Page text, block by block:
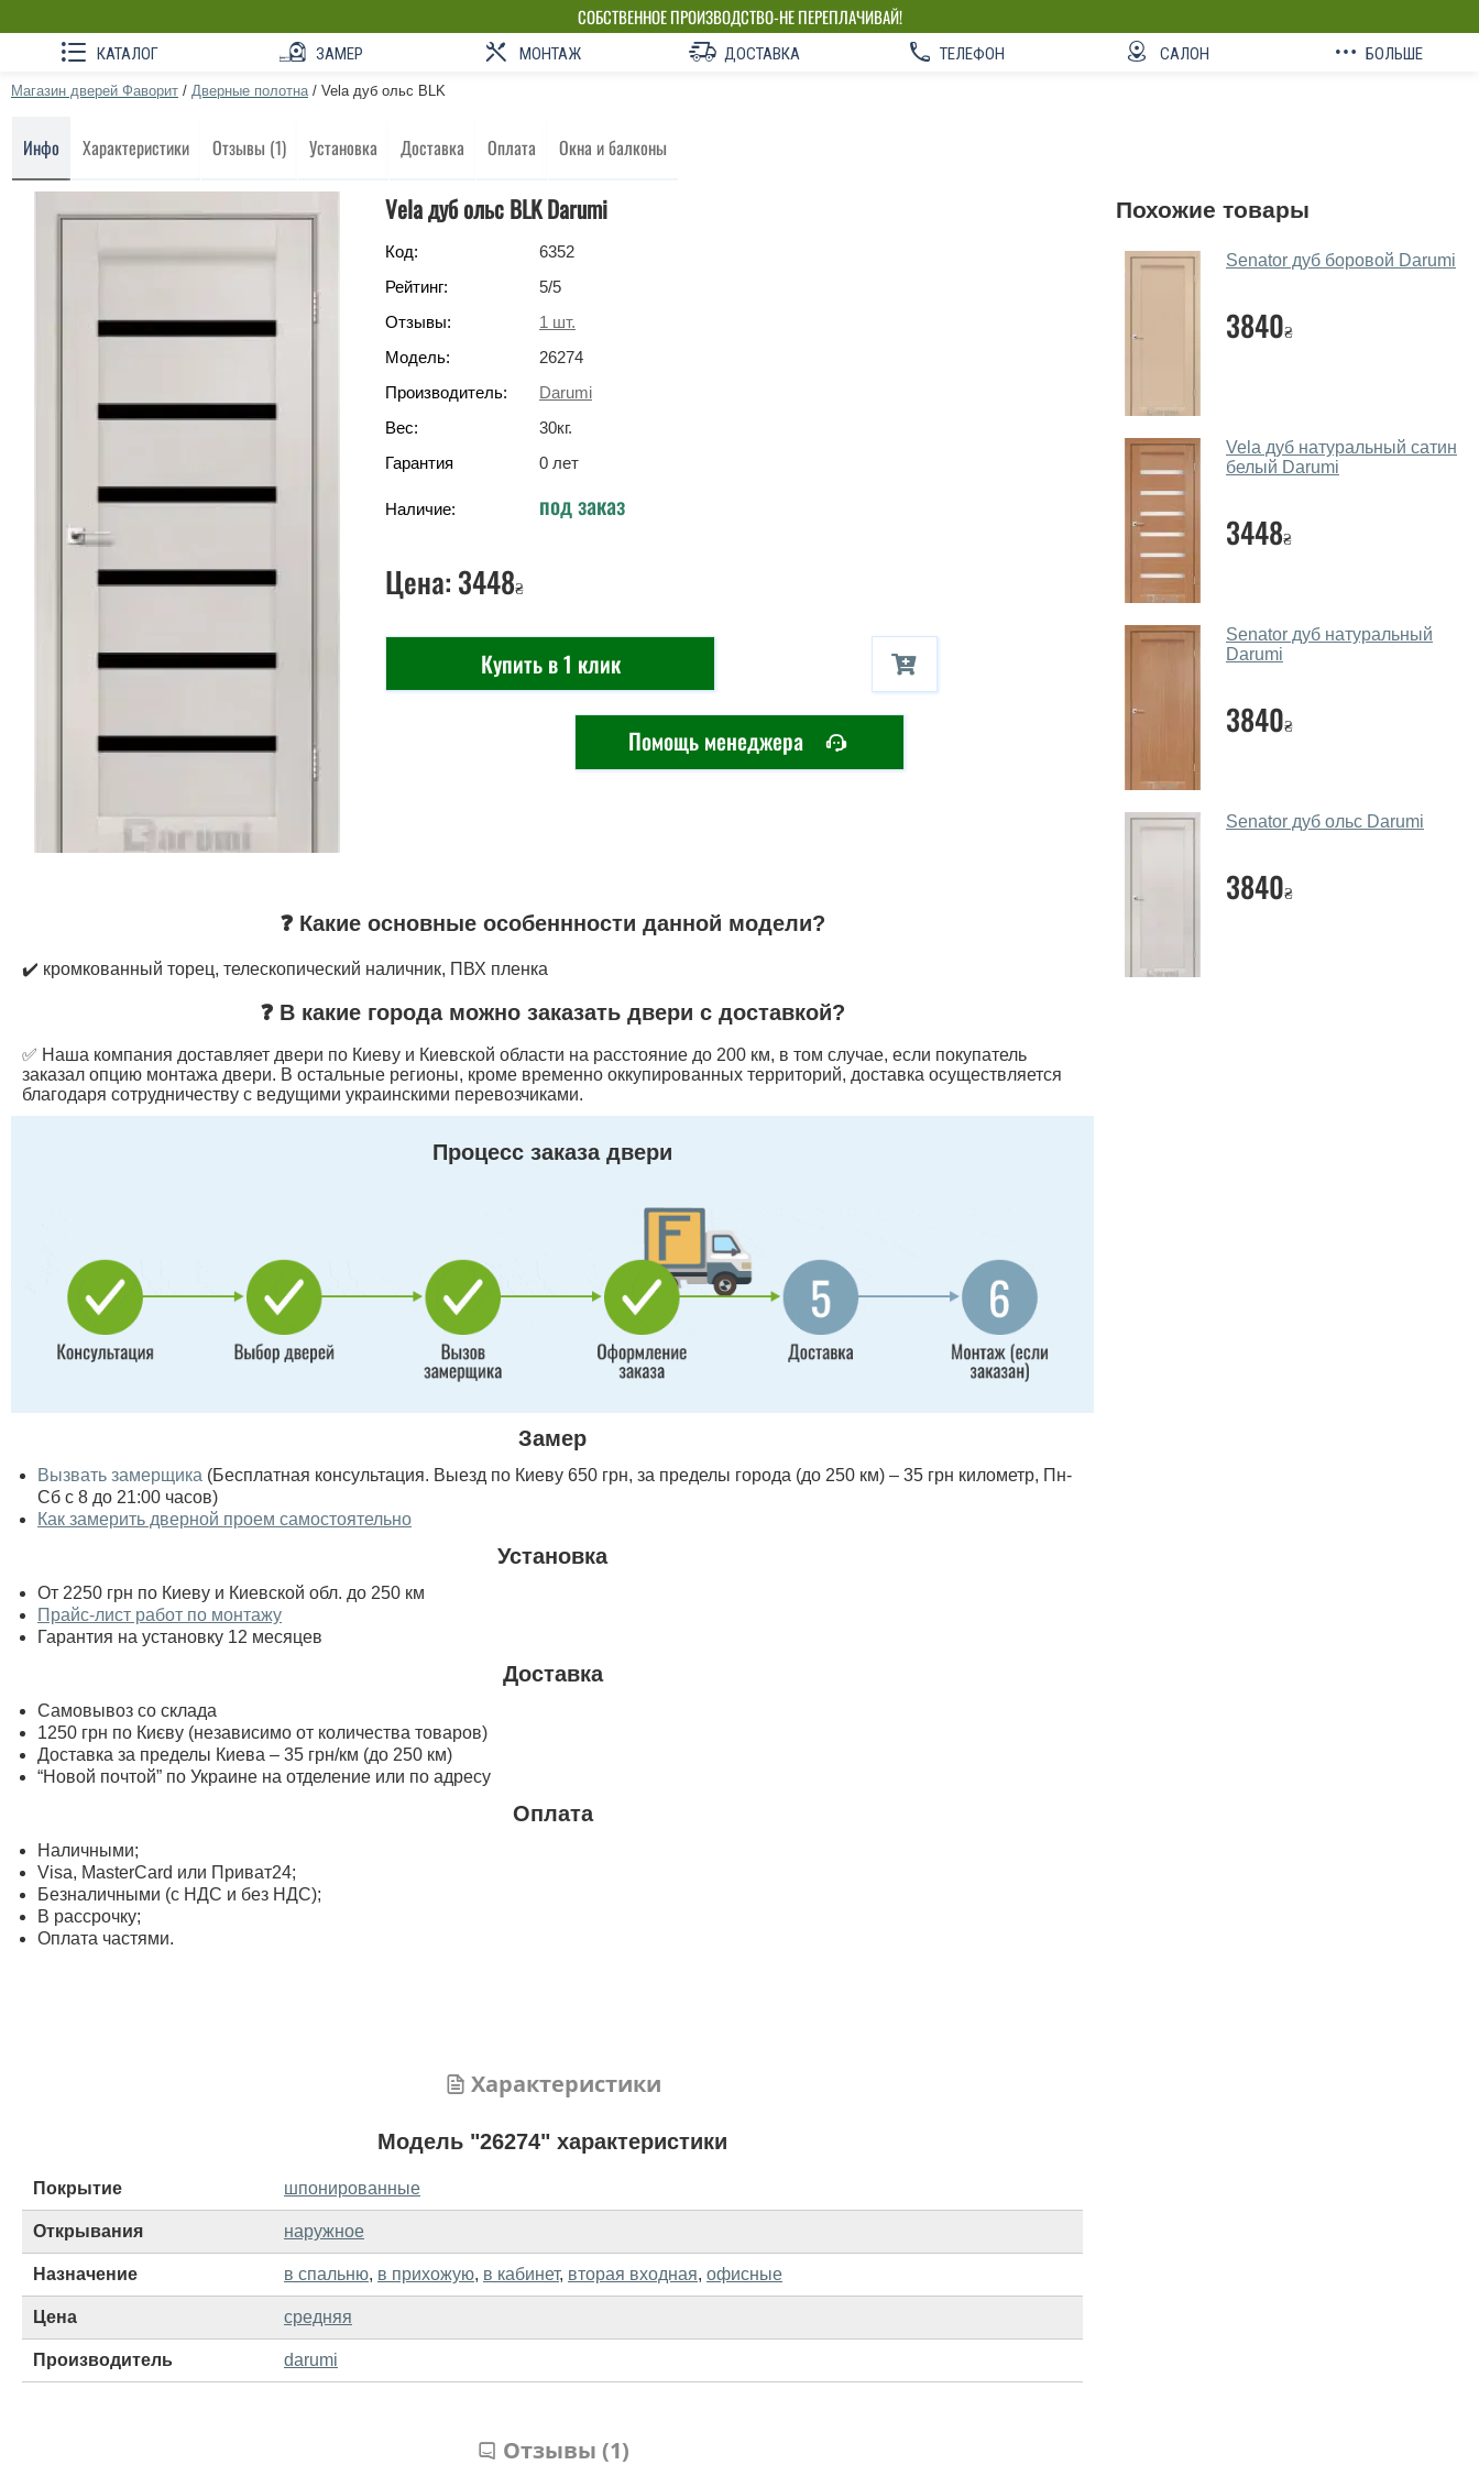
СОБСТВЕННОЕ ПРОИЗВОДСТВО-НЕ ПЕРЕПЛАЧИВАЙ!
КАТАЛОГ ЗАМЕР МОНТАЖ ДОСТАВКА ТЕЛЕФОН САЛОН БОЛЬШЕ
Магазин дверей Фаворит / Дверные полотна / Vela дуб ольс BLK
Инфо Характеристики Отзывы (1) Установка Доставка Оплата Окна и балконы
Vela дуб ольс BLK Darumi
Код:
6352
Рейтинг:
5/5
Отзывы:
1 шт.
Модель:
26274
Производитель:
Darumi
Вес:
30кг.
Гарантия
0 лет
Наличие: под заказ
Цена: 3448₴
Купить в 1 клик
Помощь менеджера
❓ Какие основные особеннности данной модели?
✔️ кромкованный торец, телескопический наличник, ПВХ пленка
❓ В какие города можно заказать двери с доставкой?
✅ Наша компания доставляет двери по Киеву и Киевской области на расстояние до 200 км, в том случае, если покупатель
заказал опцию монтажа двери. В остальные регионы, кроме временно оккупированных территорий, доставка осуществляется
благодаря сотрудничеству с ведущими украинскими перевозчиками.
Процесс заказа двери
Замер
Вызвать замерщика (Бесплатная консультация. Выезд по Киеву 650 грн, за пределы города (до 250 км) – 35 грн километр, Пн-
Сб с 8 до 21:00 часов)
Как замерить дверной проем самостоятельно
Установка
От 2250 грн по Киеву и Киевской обл. до 250 км
Прайс-лист работ по монтажу
Гарантия на установку 12 месяцев
Доставка
Самовывоз со склада
1250 грн по Києву (независимо от количества товаров)
Доставка за пределы Киева – 35 грн/км (до 250 км)
“Новой почтой” по Украине на отделение или по адресу
Оплата
Наличными;
Visa, MasterСard или Приват24;
Безналичными (с НДС и без НДС);
В рассрочку;
Оплата частями.
Характеристики
Модель "26274" характеристики
Покрытие шпонированные
Открывания наружное
Назначение в спальню, в прихожую, в кабинет, вторая входная, офисные
Цена средняя
Производитель darumi
Отзывы (1)
Похожие товары
Senator дуб боровой Darumi
3840₴
Vela дуб натуральный сатин
белый Darumi
3448₴
Senator дуб натуральный
Darumi
3840₴
Senator дуб ольс Darumi
3840₴